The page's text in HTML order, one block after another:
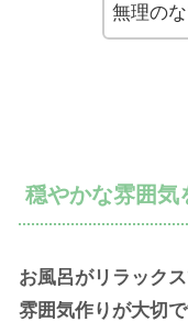
無理の
穏やかな雰囲気
お風呂がリラック
雰囲気作りが大切で